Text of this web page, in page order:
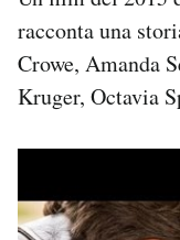
racconta una
Crowe, Amanda
Kruger, Octavia